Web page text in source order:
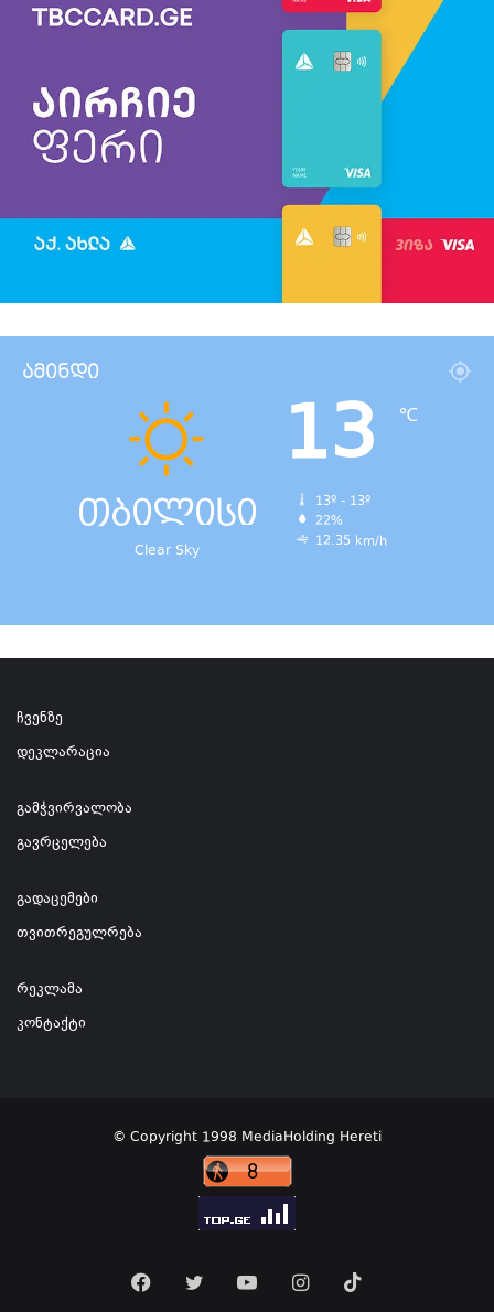
ამინდი
თბილისი
Clear Sky
13 ℃
13º - 13º
22%
12.35 km/h
ჩვენზე
დეკლარაცია
გამჭვირვალობა
გავრცელება
გადაცემები
თვითრეგულრება
რეკლამა
კონტაქტი
© Copyright 1998 MediaHolding Hereti
FacebookTwitter YouTubeInstagram